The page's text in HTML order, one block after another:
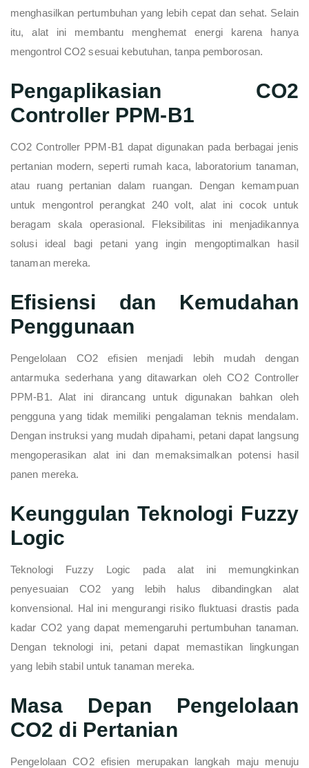
menghasilkan pertumbuhan yang lebih cepat dan sehat. Selain
itu, alat ini membantu menghemat energi karena hanya
mengontrol CO2 sesuai kebutuhan, tanpa pemborosan.
Pengaplikasian CO2
Controller PPM-B1
CO2 Controller PPM-B1 dapat digunakan pada berbagai jenis
pertanian modern, seperti rumah kaca, laboratorium tanaman,
atau ruang pertanian dalam ruangan. Dengan kemampuan
untuk mengontrol perangkat 240 volt, alat ini cocok untuk
beragam skala operasional. Fleksibilitas ini menjadikannya
solusi ideal bagi petani yang ingin mengoptimalkan hasil
tanaman mereka.
Efisiensi dan Kemudahan
Penggunaan
Pengelolaan CO2 efisien menjadi lebih mudah dengan
antarmuka sederhana yang ditawarkan oleh CO2 Controller
PPM-B1. Alat ini dirancang untuk digunakan bahkan oleh
pengguna yang tidak memiliki pengalaman teknis mendalam.
Dengan instruksi yang mudah dipahami, petani dapat langsung
mengoperasikan alat ini dan memaksimalkan potensi hasil
panen mereka.
Keunggulan Teknologi Fuzzy
Logic
Teknologi Fuzzy Logic pada alat ini memungkinkan
penyesuaian CO2 yang lebih halus dibandingkan alat
konvensional. Hal ini mengurangi risiko fluktuasi drastis pada
kadar CO2 yang dapat memengaruhi pertumbuhan tanaman.
Dengan teknologi ini, petani dapat memastikan lingkungan
yang lebih stabil untuk tanaman mereka.
Masa Depan Pengelolaan
CO2 di Pertanian
Pengelolaan CO2 efisien merupakan langkah maju menuju